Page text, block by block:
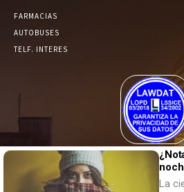
FARMACIAS
AUTOBUSES
TELF. INTERES
El Periódico de Yecla alcanza un grado
tratamiento de sus
La